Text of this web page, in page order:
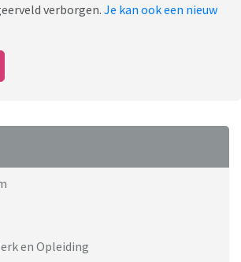
verborgen. Je kan ook een nieuw
en Opleiding